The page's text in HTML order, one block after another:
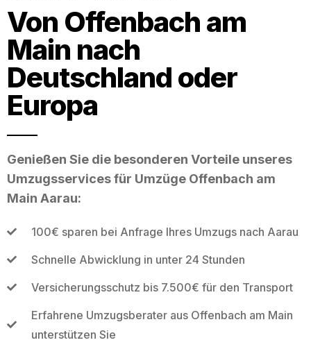
Von Offenbach am
Main nach
Deutschland oder
Europa
Genießen Sie die besonderen Vorteile unseres
Umzugsservices für Umzüge Offenbach am
Main Aarau:
100€ sparen bei Anfrage Ihres Umzugs nach Aarau
Schnelle Abwicklung in unter 24 Stunden
Versicherungsschutz bis 7.500€ für den Transport
Erfahrene Umzugsberater aus Offenbach am Main
unterstützen Sie